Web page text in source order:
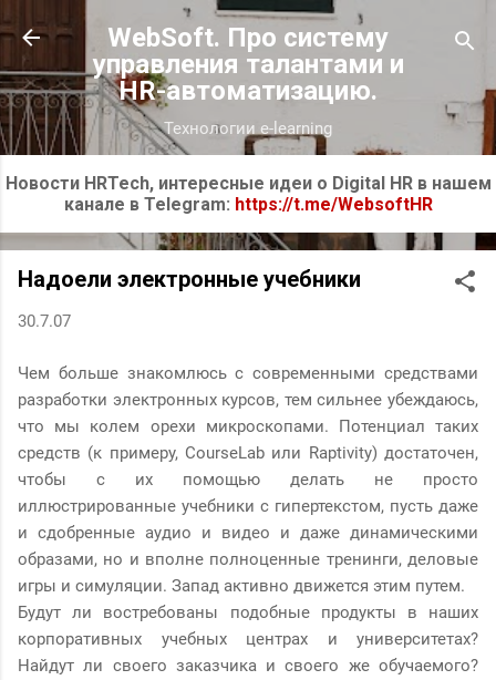
К основному контенту
WebSoft. Про систему
управления талантами и
HR-автоматизацию.
Технологии e-learning
Новости HRTech, интересные идеи о Digital HR в нашем
канале в Telegram: https://t.me/WebsoftHR
Надоели электронные учебники
30.7.07
Чем больше знакомлюсь с современными средствами
разработки электронных курсов, тем сильнее убеждаюсь,
что мы колем орехи микроскопами. Потенциал таких
средств (к примеру, CourseLab или Raptivity) достаточен,
чтобы с их помощью делать не просто
иллюстрированные учебники с гипертекстом, пусть даже
и сдобренные аудио и видео и даже динамическими
образами, но и вполне полноценные тренинги, деловые
игры и симуляции. Запад активно движется этим путем.
Будут ли востребованы подобные продукты в наших
корпоративных учебных центрах и университетах?
Найдут ли своего заказчика и своего же обучаемого?